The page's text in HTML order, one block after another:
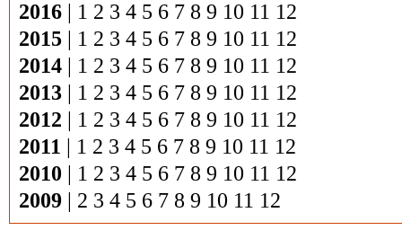
2016 | 1 2 3 4 5 6 7 8 9 10 11 12
2015 | 1 2 3 4 5 6 7 8 9 10 11 12
2014 | 1 2 3 4 5 6 7 8 9 10 11 12
2013 | 1 2 3 4 5 6 7 8 9 10 11 12
2012 | 1 2 3 4 5 6 7 8 9 10 11 12
2011 | 1 2 3 4 5 6 7 8 9 10 11 12
2010 | 1 2 3 4 5 6 7 8 9 10 11 12
2009 | 2 3 4 5 6 7 8 9 10 11 12